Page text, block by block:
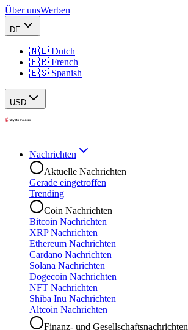
Über unsWerben
DE
🇳🇱 Dutch
🇫🇷 French
🇪🇸 Spanish
USD
Nachrichten
Aktuelle Nachrichten
Gerade eingetroffen
Trending
Coin Nachrichten
Bitcoin Nachrichten
XRP Nachrichten
Ethereum Nachrichten
Cardano Nachrichten
Solana Nachrichten
Dogecoin Nachrichten
NFT Nachrichten
Shiba Inu Nachrichten
Altcoin Nachrichten
Finanz- und Gesellschaftsnachrichten